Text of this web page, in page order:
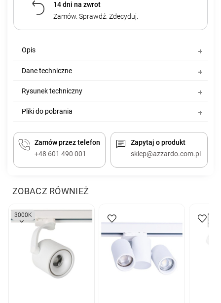
14 dni na zwrot
Zamów. Sprawdź. Zdecyduj.
Opis
Dane techniczne
Rysunek techniczny
Pliki do pobrania
Zamów przez telefon
+48 601 490 001
Zapytaj o produkt
sklep@azzardo.com.pl
ZOBACZ RÓWNIEŻ
3000K